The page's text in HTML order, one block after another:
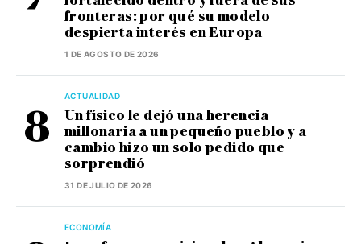
fronteras: por qué su modelo
despierta interés en Europa
1 DE AGOSTO DE 2026
ACTUALIDAD
Un físico le dejó una herencia
millonaria a un pequeño pueblo y a
cambio hizo un solo pedido que
sorprendió
31 DE JULIO DE 2026
ECONOMÍA